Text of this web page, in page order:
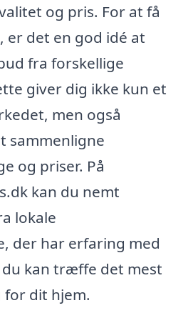
og pris. For at få
er det en god idé at
fra forskellige
giver dig ikke kun et
men også
sammenligne
og priser. På
kan du nemt
lokale
der har erfaring med
kan træffe det mest
dit hjem.